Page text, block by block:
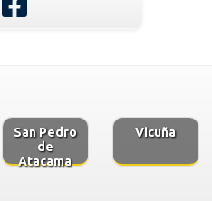
San Pedro
de
Atacama
Vicuña